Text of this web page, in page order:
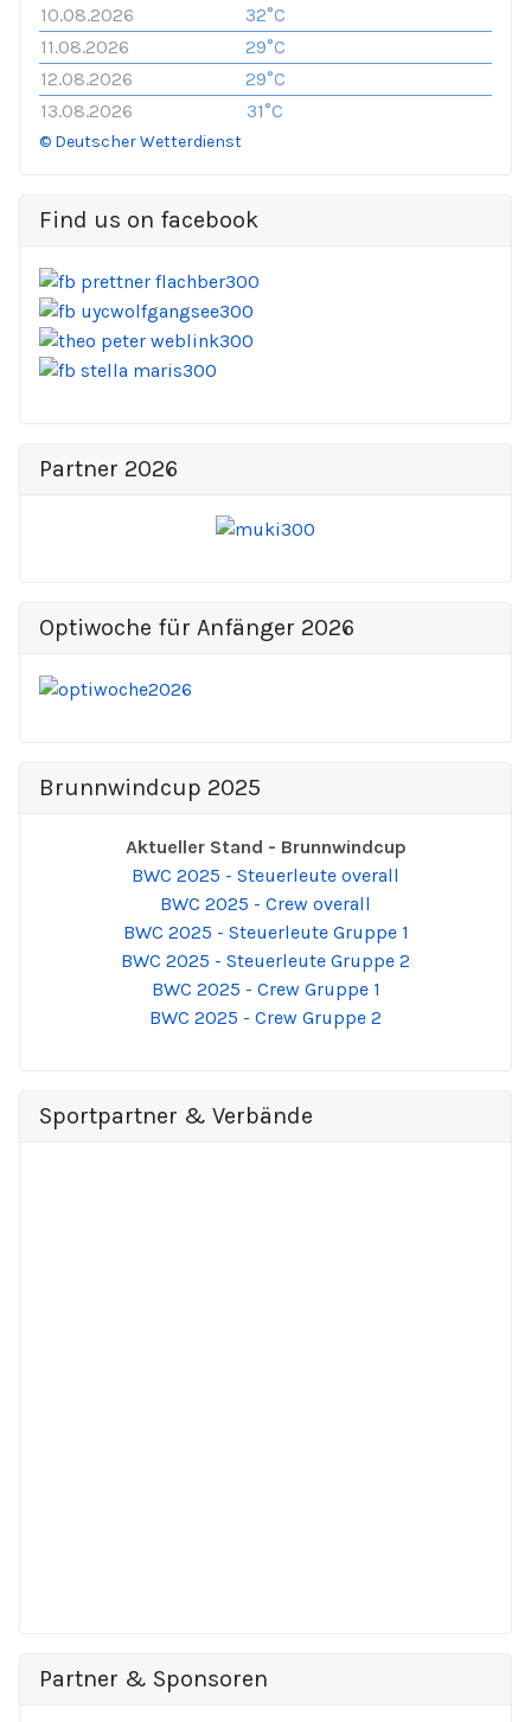
10.08.2026
32°C
11.08.2026
29°C
12.08.2026
29°C
13.08.2026
31°C
© Deutscher Wetterdienst
Find us on facebook
Partner 2026
Optiwoche für Anfänger 2026
Brunnwindcup 2025
Aktueller Stand - Brunnwindcup
BWC 2025 - Steuerleute overall
BWC 2025 - Crew overall
BWC 2025 - Steuerleute Gruppe 1
BWC 2025 - Steuerleute Gruppe 2
BWC 2025 - Crew Gruppe 1
BWC 2025 - Crew Gruppe 2
Sportpartner & Verbände
Partner & Sponsoren